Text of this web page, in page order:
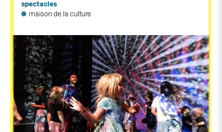
spectacles
maison de la culture